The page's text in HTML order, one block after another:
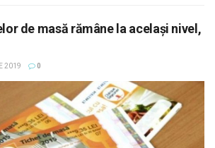
de masă rămâne la acelaşi nivel,
2019 0